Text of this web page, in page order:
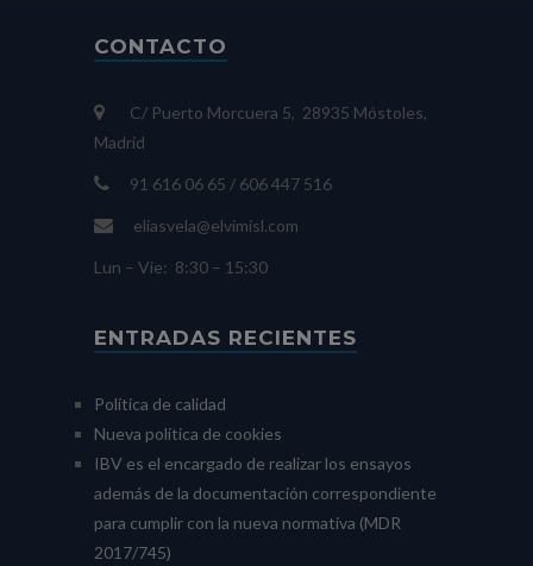
CONTACTO
C/ Puerto Morcuera 5, 28935 Móstoles,
Madrid
91 616 06 65 / 606 447 516
eliasvela@elvimisl.com
Lun – Vie: 8:30 – 15:30
ENTRADAS RECIENTES
Política de calidad
Nueva política de cookies
IBV es el encargado de realizar los ensayos
además de la documentación correspondiente
para cumplir con la nueva normativa (MDR
2017/745)